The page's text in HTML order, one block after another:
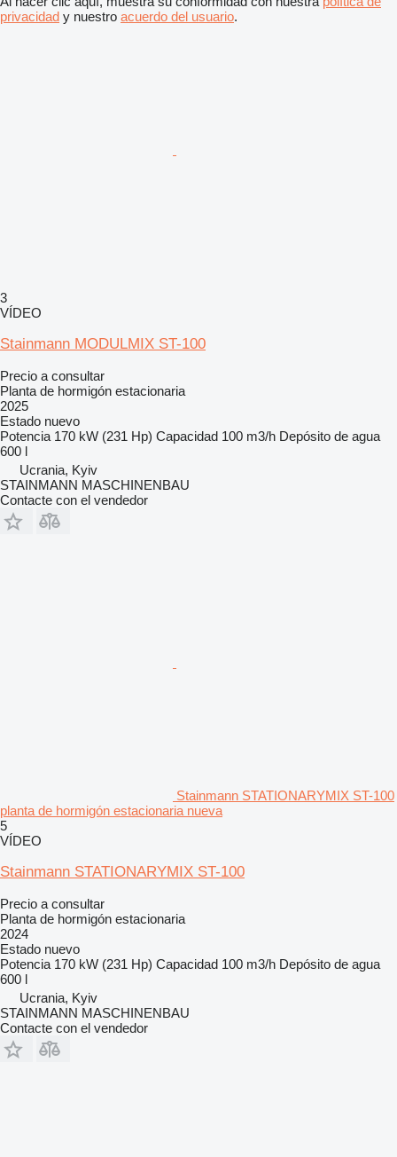
privacidad y nuestro acuerdo del usuario.
3
VÍDEO
Stainmann MODULMIX ST-100
Precio a consultar
Planta de hormigón estacionaria
2025
Estado nuevo
Potencia 170 kW (231 Hp) Capacidad 100 m3/h Depósito de agua
600 l
Ucrania, Kyiv
STAINMANN MASCHINENBAU
Contacte con el vendedor
Stainmann STATIONARYMIX ST-100
planta de hormigón estacionaria nueva
5
VÍDEO
Stainmann STATIONARYMIX ST-100
Precio a consultar
Planta de hormigón estacionaria
2024
Estado nuevo
Potencia 170 kW (231 Hp) Capacidad 100 m3/h Depósito de agua
600 l
Ucrania, Kyiv
STAINMANN MASCHINENBAU
Contacte con el vendedor